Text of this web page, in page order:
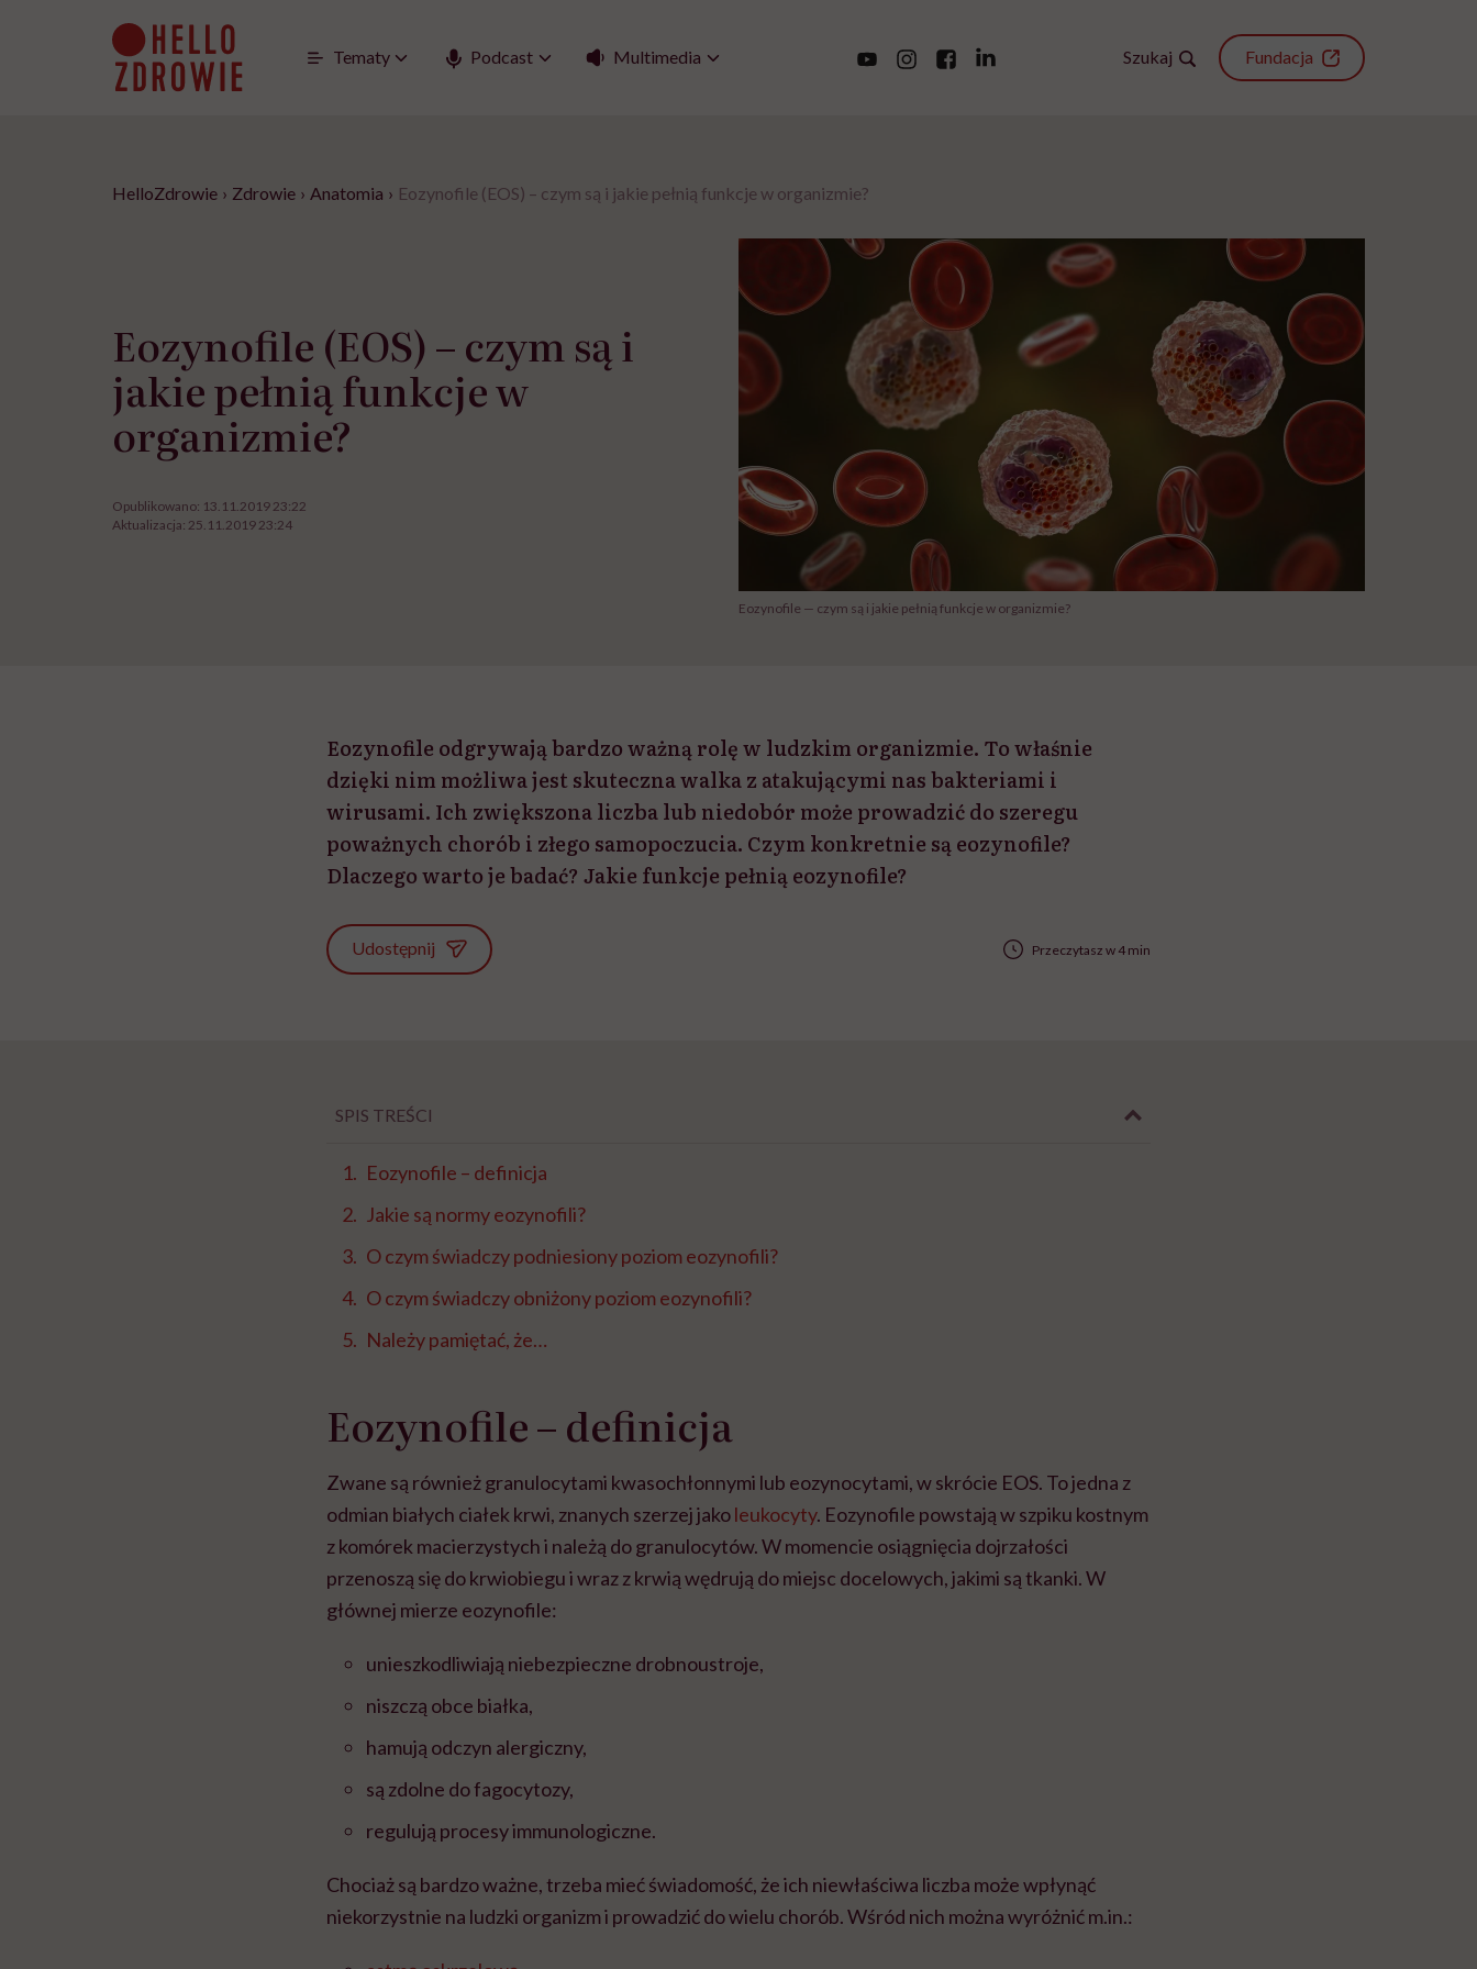
Tematy Podcast Multimedia Szukaj Fundacja
HelloZdrowie › Zdrowie › Anatomia › Eozynofile (EOS) – czym są i jakie pełnią funkcje w organizmie?
Eozynofile (EOS) – czym są i
jakie pełnią funkcje w
organizmie?
Opublikowano: 13.11.2019 23:22
Aktualizacja: 25.11.2019 23:24
Eozynofile — czym są i jakie pełnią funkcje w organizmie?
Eozynofile odgrywają bardzo ważną rolę w ludzkim organizmie. To właśnie
dzięki nim możliwa jest skuteczna walka z atakującymi nas bakteriami i
wirusami. Ich zwiększona liczba lub niedobór może prowadzić do szeregu
poważnych chorób i złego samopoczucia. Czym konkretnie są eozynofile?
Dlaczego warto je badać? Jakie funkcje pełnią eozynofile?
Udostępnij Przeczytasz w 4 min
SPIS TREŚCI
Eozynofile – definicja
Jakie są normy eozynofili?
O czym świadczy podniesiony poziom eozynofili?
O czym świadczy obniżony poziom eozynofili?
Należy pamiętać, że…
Eozynofile – definicja
Zwane są również granulocytami kwasochłonnymi lub eozynocytami, w skrócie EOS. To jedna z
odmian białych ciałek krwi, znanych szerzej jakoleukocyty. Eozynofile powstają w szpiku kostnym
z komórek macierzystych i należą do granulocytów. W momencie osiągnięcia dojrzałości
przenoszą się do krwiobiegu i wraz z krwią wędrują do miejsc docelowych, jakimi są tkanki. W
głównej mierze eozynofile:
unieszkodliwiają niebezpieczne drobnoustroje,
niszczą obce białka,
hamują odczyn alergiczny,
są zdolne do fagocytozy,
regulują procesy immunologiczne.
Chociaż są bardzo ważne, trzeba mieć świadomość, że ich niewłaściwa liczba może wpłynąć
niekorzystnie na ludzki organizm i prowadzić do wielu chorób. Wśród nich można wyróżnić m.in.: